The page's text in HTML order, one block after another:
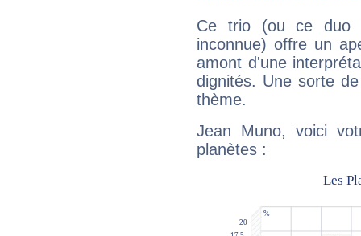
Ce trio (ou ce duo
inconnue) offre un
amont d'une
dignités. Une sorte
thème.
Jean Muno, voici
planètes :